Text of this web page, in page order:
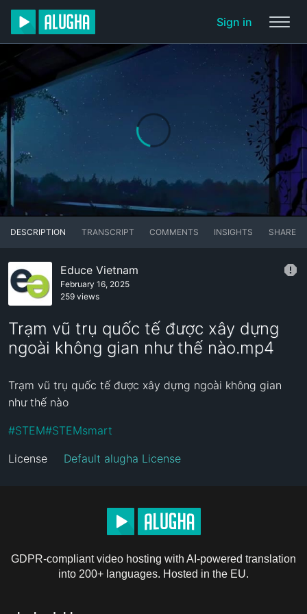
Sign in
DESCRIPTION TRANSCRIPT COMMENTS INSIGHTS SHARE
Educe Vietnam
February 16, 2025
259 views
Trạm vũ trụ quốc tế được xây dựng
ngoài không gian như thế nào.mp4
Trạm vũ trụ quốc tế được xây dựng ngoài không gian
như thế nào
#STEM#STEMsmart
License Default alugha License
GDPR-compliant video hosting with AI-powered translation
into 200+ languages. Hosted in the EU.